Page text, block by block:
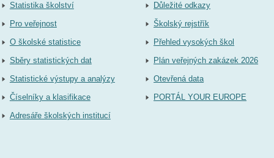
Statistika školství
Pro veřejnost
O školské statistice
Sběry statistických dat
Statistické výstupy a analýzy
Číselníky a klasifikace
Adresáře školských institucí
Důležité odkazy
Školský rejstřík
Přehled vysokých škol
Plán veřejných zakázek 2026
Otevřená data
PORTÁL YOUR EUROPE